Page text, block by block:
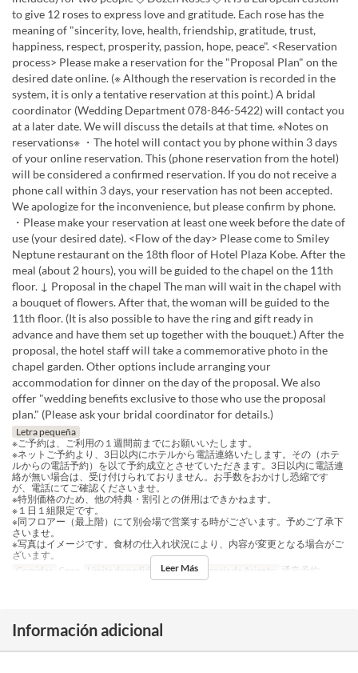
to give 12 roses to express love and gratitude. Each rose has the
meaning of "sincerity, love, health, friendship, gratitude, trust,
happiness, respect, prosperity, passion, hope, peace". <Reservation
process> Please make a reservation for the "Proposal Plan" on the
desired date online. (※ Although the reservation is recorded in the
system, it is only a tentative reservation at this point.) A bridal
coordinator (Wedding Department 078-846-5422) will contact you
at a later date. We will discuss the details at that time. ※Notes on
reservations※ ・The hotel will contact you by phone within 3 days
of your online reservation. This (phone reservation from the hotel)
will be considered a confirmed reservation. If you do not receive a
phone call within 3 days, your reservation has not been accepted.
We apologize for the inconvenience, but please confirm by phone.
・Please make your reservation at least one week before the date of
use (your desired date). <Flow of the day> Please come to Smiley
Neptune restaurant on the 18th floor of Hotel Plaza Kobe. After the
meal (about 2 hours), you will be guided to the chapel on the 11th
floor. ↓ Proposal in the chapel The man will wait in the chapel with
a bouquet of flowers. After that, the woman will be guided to the
11th floor. (It is also possible to have the ring and gift ready in
advance and have them set up together with the bouquet.) After the
proposal, the hotel staff will take a commemorative photo in the
chapel garden. Other options include arranging your
accommodation for dinner on the day of the proposal. We also
offer "wedding benefits exclusive to those who use the proposal
plan." (Please ask your bridal coordinator for details.)
Letra pequeña
※ご予約は、ご利用の１週間前までにお願いいたします。
※ネットご予約より、3日以内にホテルから電話連絡いたします。その（ホテ
ルからの電話予約）を以て予約成立とさせていただきます。3日以内に電話連
絡が無い場合は、受け付けられておりません。お手数をおかけし恐縮です
が、電話にてご確認くださいませ。
※特別価格のため、他の特典・割引との併用はできかねます。
※１日１組限定です。
※同フロアー（最上階）にて別会場で営業する時がございます。予めご了承下
さいませ。
※写真はイメージです。食材の仕入れ状況により、内容が変更となる場合がご
ざいます。
Comidas
Cena Límite de pedido 2 ~ 2 Categoría de Asiento 通常予約
Leer Más
Información adicional